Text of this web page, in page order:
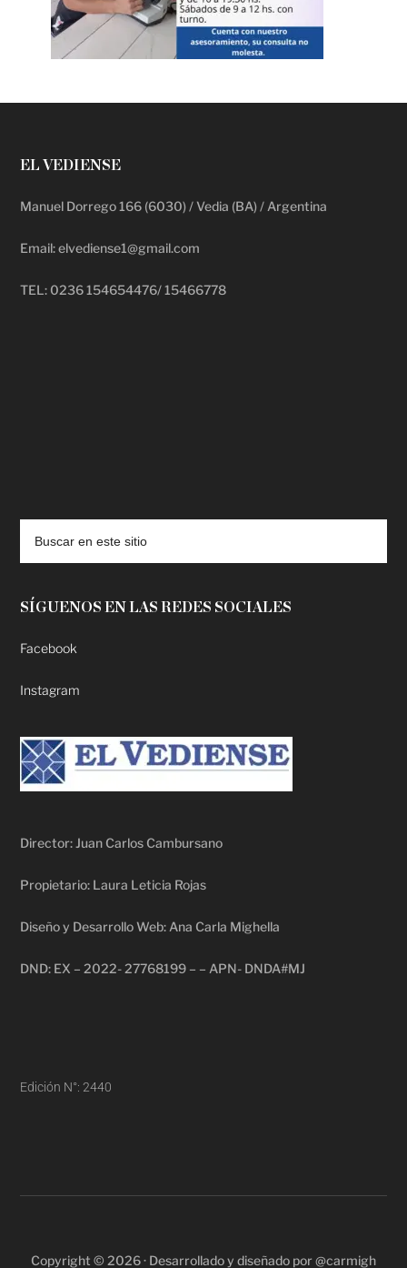
EL VEDIENSE
Manuel Dorrego 166 (6030) / Vedia (BA) / Argentina
Email: elvediense1@gmail.com
TEL: 0236 154654476/ 15466778
SÍGUENOS EN LAS REDES SOCIALES
Facebook
Instagram
Director: Juan Carlos Cambursano
Propietario: Laura Leticia Rojas
Diseño y Desarrollo Web: Ana Carla Mighella
DND: EX – 2022- 27768199 – – APN- DNDA#MJ
Edición N°: 2440
Copyright © 2026 · Desarrollado y diseñado por @carmigh